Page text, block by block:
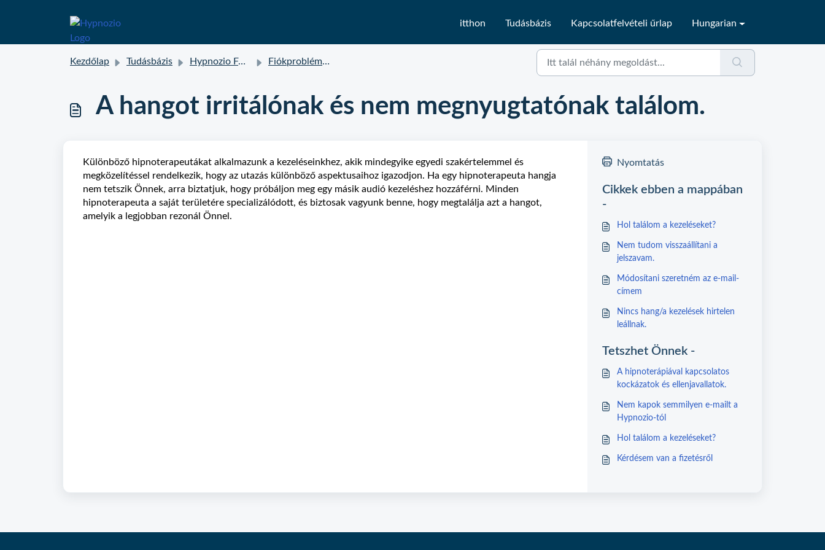
itthon Tudásbázis Kapcsolatfelvételi űrlap Hungarian
Kezdőlap Tudásbázis Hypnozio FAQ Fiókproblémák
A hangot irritálónak és nem megnyugtatónak találom.
Különböző hipnoterapeutákat alkalmazunk a kezeléseinkhez, akik mindegyike egyedi szakértelemmel és
megközelítéssel rendelkezik, hogy az utazás különböző aspektusaihoz igazodjon. Ha egy hipnoterapeuta hangja
nem tetszik Önnek, arra biztatjuk, hogy próbáljon meg egy másik audió kezeléshez hozzáférni. Minden
hipnoterapeuta a saját területére specializálódott, és biztosak vagyunk benne, hogy megtalálja azt a hangot,
amelyik a legjobban rezonál Önnel.
Nyomtatás
Cikkek ebben a mappában
-
Hol találom a kezeléseket?
Nem tudom visszaállítani a
jelszavam.
Módosítani szeretném az e-mail-
címem
Nincs hang/a kezelések hirtelen
leállnak.
Tetszhet Önnek -
A hipnoterápiával kapcsolatos
kockázatok és ellenjavallatok.
Nem kapok semmilyen e-mailt a
Hypnozio-tól
Hol találom a kezeléseket?
Kérdésem van a fizetésről